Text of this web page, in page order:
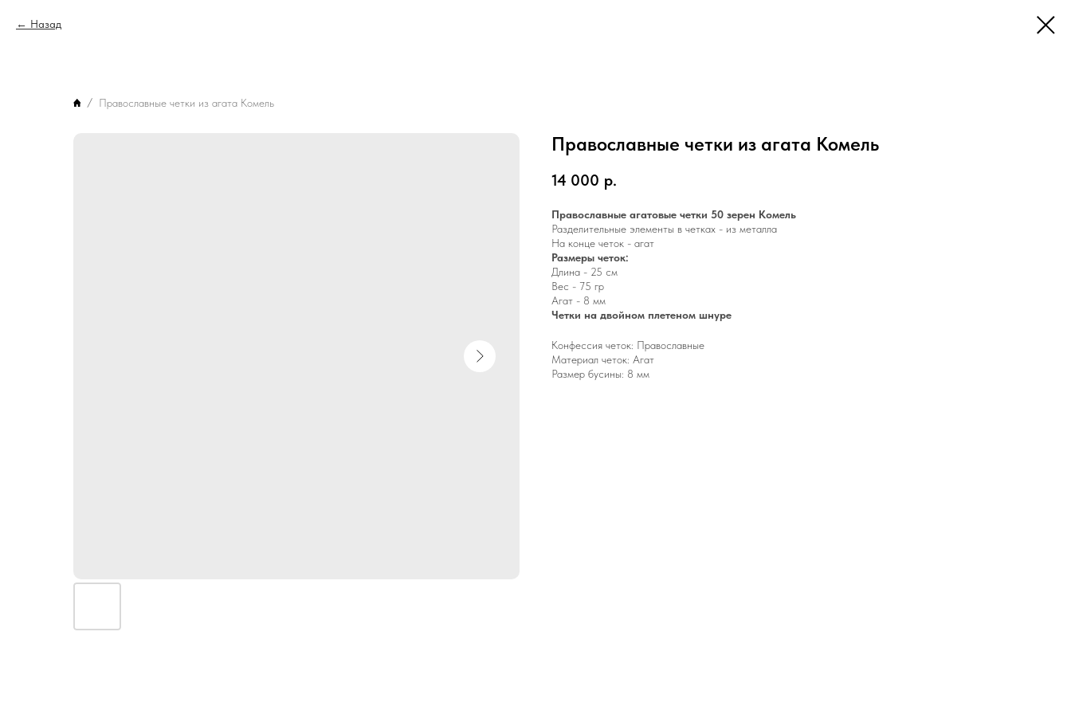
Назад
Православные четки из агата Комель
Православные четки из агата Комель
14 000 р.
Православные агатовые четки 50 зерен Комель
Разделительные элементы в четках - из металла
На конце четок - агат
Размеры четок:
Длина - 25 см
Вес - 75 гр
Агат - 8 мм
Четки на двойном плетеном шнуре
Конфессия четок: Православные
Материал четок: Агат
Размер бусины: 8 мм